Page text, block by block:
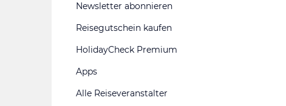
Newsletter abonnieren
Reisegutschein kaufen
HolidayCheck Premium
Apps
Alle Reiseveranstalter